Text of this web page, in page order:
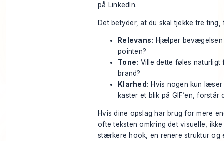
på LinkedIn.
Det betyder, at du skal tjekke tre
Relevans: Hjælper
pointen?
Tone: Ville dette føles naturligt
brand?
Klarhed: Hvis nogen kun
kaster et blik på GIF’en, forstår
Hvis dine opslag har brug for mere
ofte teksten omkring det visuelle,
stærkere hook, en renere struktur og